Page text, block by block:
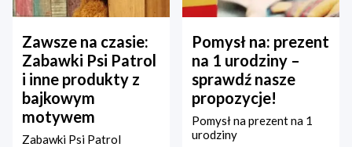
Zawsze na czasie:
Zabawki Psi Patrol
i inne produkty z
bajkowym
motywem
Zabawki Psi Patrol
Pomysł na: prezent
na 1 urodziny –
sprawdź nasze
propozycje!
Pomysł na prezent na 1
urodziny